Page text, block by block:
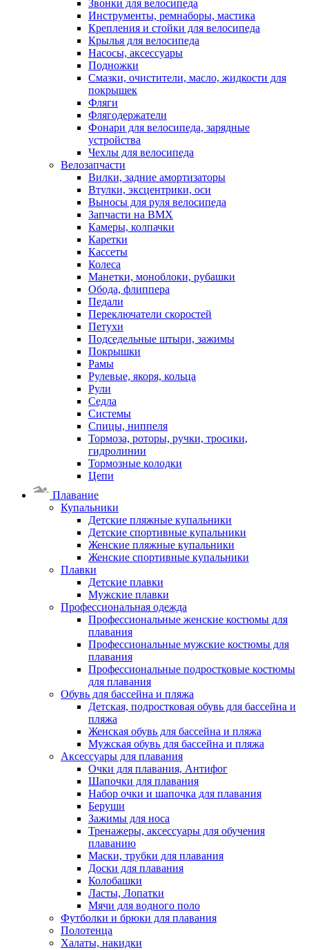
Звонки для велосипеда
Инструменты, ремнаборы, мастика
Крепления и стойки для велосипеда
Крылья для велосипеда
Насосы, аксессуары
Подножки
Смазки, очистители, масло, жидкости для
покрышек
Фляги
Флягодержатели
Фонари для велосипеда, зарядные
устройства
Чехлы для велосипеда
Велозапчасти
Вилки, задние амортизаторы
Втулки, эксцентрики, оси
Выносы для руля велосипеда
Запчасти на BMX
Камеры, колпачки
Каретки
Кассеты
Колеса
Манетки, моноблоки, рубашки
Обода, флиппера
Педали
Переключатели скоростей
Петухи
Подседельные штыри, зажимы
Покрышки
Рамы
Рулевые, якоря, кольца
Рули
Седла
Системы
Спицы, ниппеля
Тормоза, роторы, ручки, тросики,
гидролинии
Тормозные колодки
Цепи
Плавание
Купальники
Детские пляжные купальники
Детские спортивные купальники
Женские пляжные купальники
Женские спортивные купальники
Плавки
Детские плавки
Мужские плавки
Профессиональная одежда
Профессиональные женские костюмы для
плавания
Профессиональные мужские костюмы для
плавания
Профессиональные подростковые костюмы
для плавания
Обувь для бассейна и пляжа
Детская, подростковая обувь для бассейна и
пляжа
Женская обувь для бассейна и пляжа
Мужская обувь для бассейна и пляжа
Аксессуары для плавания
Очки для плавания, Антифог
Шапочки для плавания
Набор очки и шапочка для плавания
Беруши
Зажимы для носа
Тренажеры, аксессуары для обучения
плаванию
Маски, трубки для плавания
Доски для плавания
Колобашки
Ласты, Лопатки
Мячи для водного поло
Футболки и брюки для плавания
Полотенца
Халаты, накидки